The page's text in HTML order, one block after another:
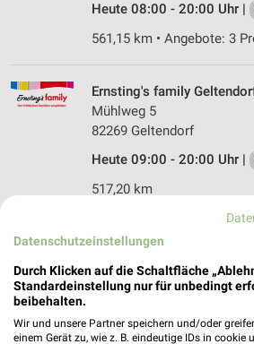
Heute 08:00 - 20:00 Uhr |
561,15 km • Angebote: 3
Ernsting's family
Mühlweg 5
82269 Geltendorf
Heute 09:00 - 20:00 Uhr |
517,20 km
Ernsting's family
Maximilianstraße 25
87719 Mindelheim
538,74 km
Datenschutzeinstellungen
Durch Klicken auf die Schaltfläche
Standardeinstellung nur für unbedingt
beibehalten.
Wir und unsere Partner speichern und/oder
einem Gerät zu, wie z. B. eindeutige IDs in cookie